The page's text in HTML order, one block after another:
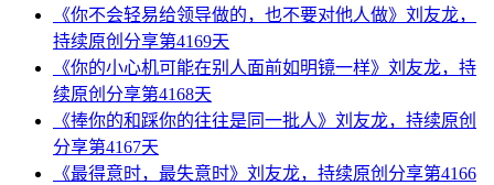
《你不会轻易给领导做的，也不要对他人做》刘友龙，
持续原创分享第4169天
《你的小心机可能在别人面前如明镜一样》刘友龙，持
续原创分享第4168天
《捧你的和踩你的往往是同一批人》刘友龙，持续原创
分享第4167天
《最得意时，最失意时》刘友龙，持续原创分享第4166